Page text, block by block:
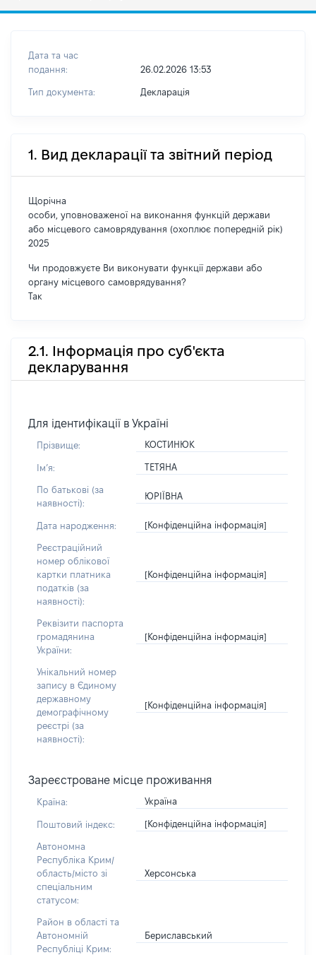
Дата та час
подання:
26.02.2026 13:53
Тип документа: Декларація
1. Вид декларації та звітний період
Щорічна
особи, уповноваженої на виконання функцій держави
або місцевого самоврядування (охоплює попередній рік)
2025
Чи продовжуєте Ви виконувати функції держави або
органу місцевого самоврядування?
Так
2.1. Інформація про суб'єкта
декларування
Для ідентифікації в Україні
Прізвище: КОСТИНЮК
Імʼя: ТЕТЯНА
По батькові (за
наявності):
ЮРІЇВНА
Дата народження: [Конфіденційна інформація]
Реєстраційний
номер облікової
картки платника
податків (за
наявності):
[Конфіденційна інформація]
Реквізити паспорта
громадянина
України:
[Конфіденційна інформація]
Унікальний номер
запису в Єдиному
державному
демографічному
реєстрі (за
наявності):
[Конфіденційна інформація]
Зареєстроване місце проживання
Країна: Україна
Поштовий індекс: [Конфіденційна інформація]
Автономна
Республіка Крим/
область/місто зі
спеціальним
статусом:
Херсонська
Район в області та
Автономній
Республіці Крим:
Бериславський